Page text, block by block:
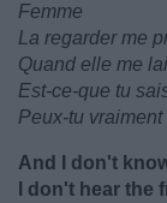
Femme
La regarder me
Quand elle me
Est-ce-que tu
Peux-tu
And I don't
I don't hear